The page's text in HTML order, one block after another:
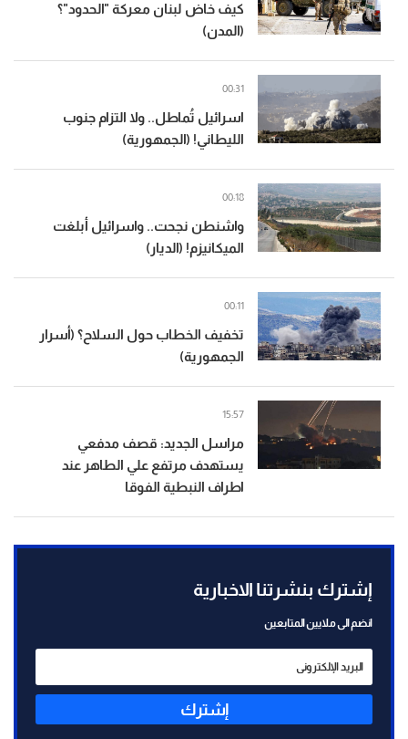
كيف خاض لبنان معركة "الحدود"؟
(المدن)
اسرائيل تُماطل.. ولا التزام جنوب
الليطاني! (الجمهورية)
00:31
واشنطن نجحت.. واسرائيل أبلغت
الميكانيزم! (الديار)
00:18
تخفيف الخطاب حول السلاح؟ (أسرار
الجمهورية)
00:11
مراسل الجديد: قصف مدفعي
يستهدف مرتفع علي الطاهر عند
اطراف النبطية الفوقا
15:57
إشترك بنشرتنا الاخبارية
انضم الى ملايين المتابعين
إشترك